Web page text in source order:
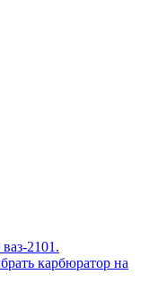
2101.
карбюратор на